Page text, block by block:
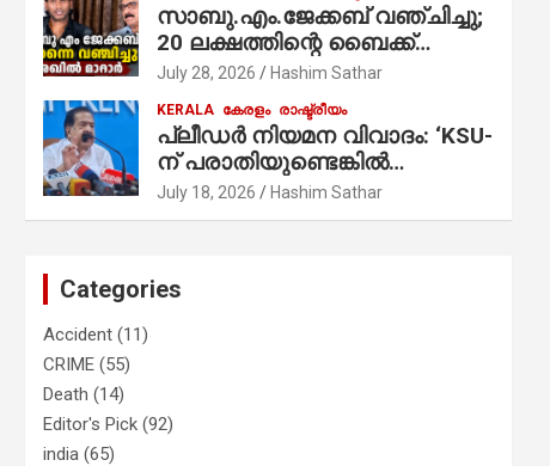
സാബു.എം.ജേക്കബ് വഞ്ചിച്ചു;
20 ലക്ഷത്തിന്റെ ബൈക്ക്
വിറ്റാണ് തൃക്കാക്കരയില്‍
മത്സരിച്ചത്! പ്രചാരണത്തിന്
രണ്ടേ രണ്ടുപേര്‍ മാത്രമാണ്
ഉണ്ടായിരുന്നത്; സാബുവിന്റേത്
വ്യക്തിപരമായ നേട്ടത്തിനുള്ള
പാര്‍ട്ടി; ഇപ്പോള്‍ ഫോണ്‍
വിളിച്ചാല്‍ എടുക്കില്ല;
ദുരനുഭവങ്ങള്‍ തുറന്നടിച്ച്
അഖില്‍ മാരാര്‍ ട്വന്റി 20 വിട്ടു
July 28, 2026 Hashim Sathar
KERALA കേരളം രാഷ്ട്രീയം
പ്ലീഡർ നിയമന വിവാദം: ‘KSU-
ന് പരാതിയുണ്ടെങ്കിൽ
പരിശോധിക്കും’; രമേശ്
ചെന്നിത്തല
July 18, 2026 Hashim Sathar
Categories
Accident (11)
CRIME (55)
Death (14)
Editor's Pick (92)
india (65)